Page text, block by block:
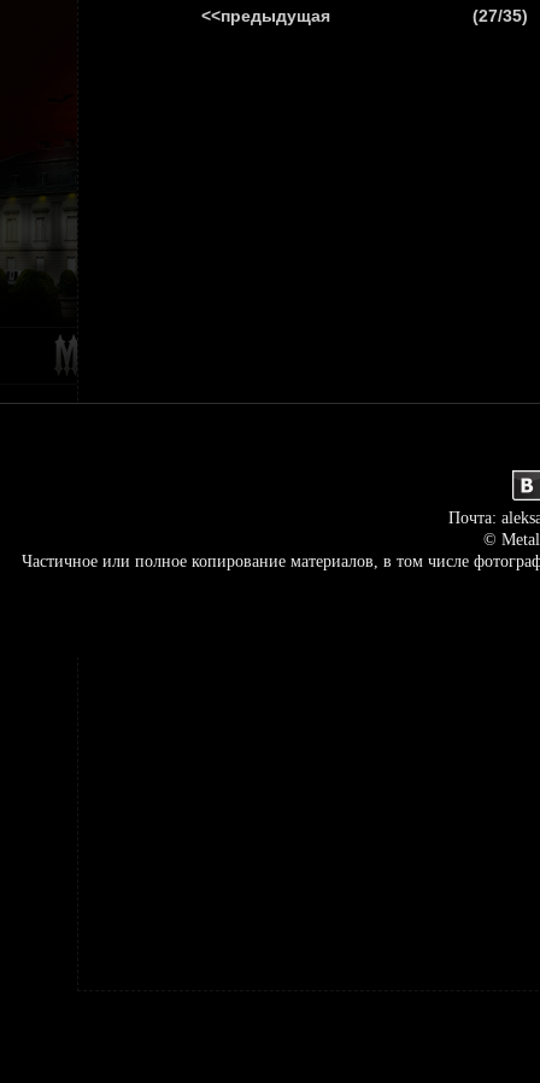
<<предыдущая (27/35)
Почта:
©
Частичное или полное копирование материалов, в том числе